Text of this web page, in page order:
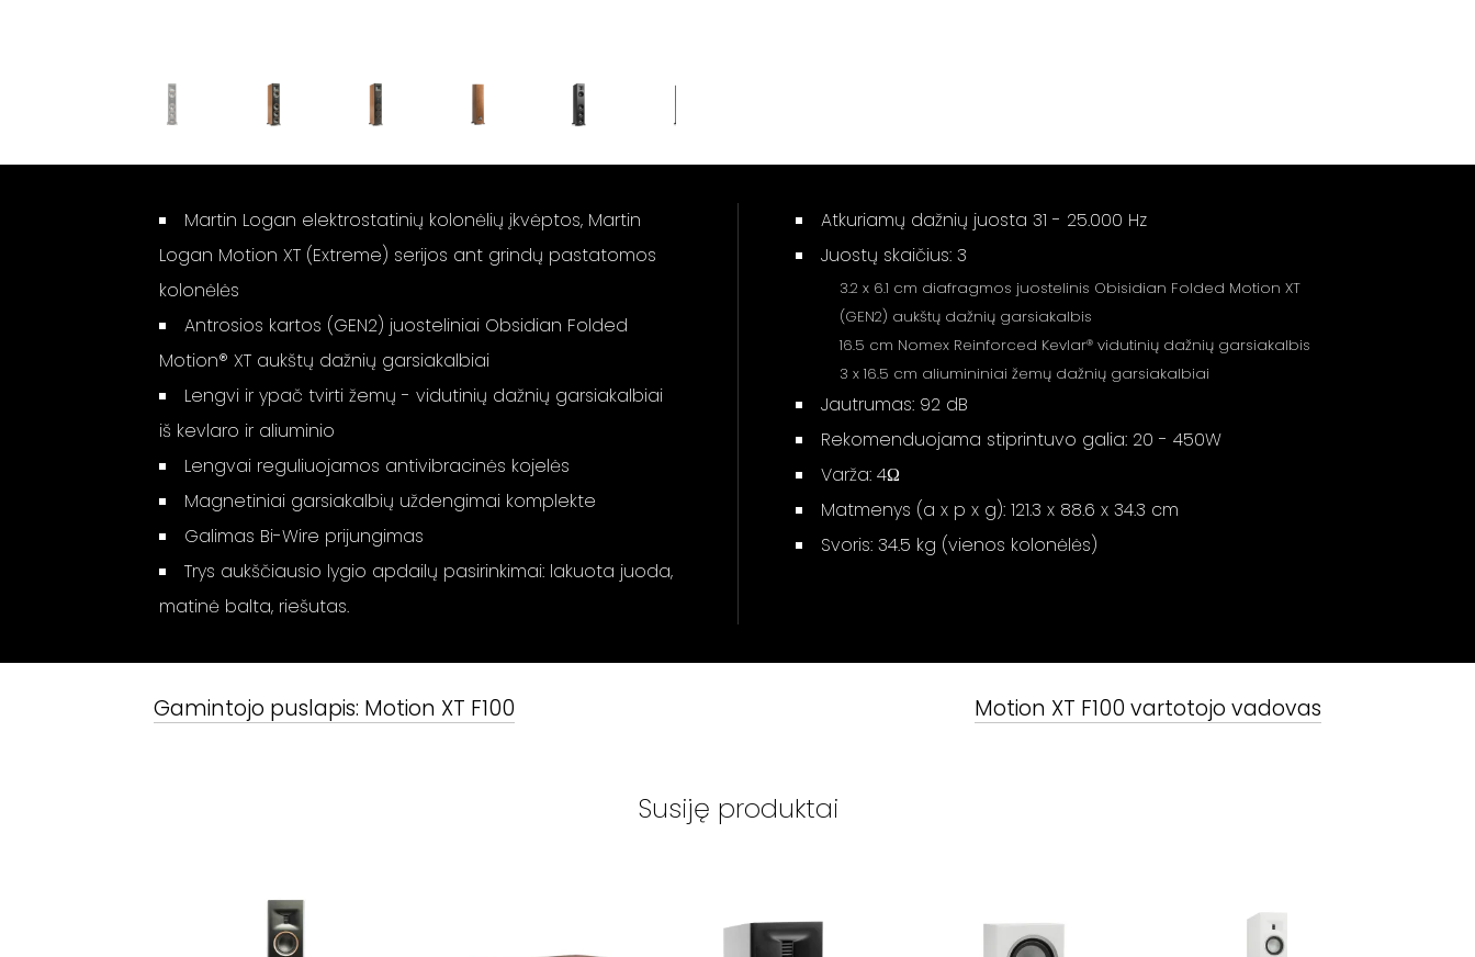
Martin Logan elektrostatinių kolonėlių įkvėptos, Martin
Logan Motion XT (Extreme) serijos ant grindų pastatomos
kolonėlės
Antrosios kartos (GEN2) juosteliniai Obsidian Folded
Motion® XT aukštų dažnių garsiakalbiai
Lengvi ir ypač tvirti žemų - vidutinių dažnių garsiakalbiai
iš kevlaro ir aliuminio
Lengvai reguliuojamos antivibracinės kojelės
Magnetiniai garsiakalbių uždengimai komplekte
Galimas Bi-Wire prijungimas
Trys aukščiausio lygio apdailų pasirinkimai: lakuota juoda,
matinė balta, riešutas.
Atkuriamų dažnių juosta 31 - 25.000 Hz
Juostų skaičius: 3
3.2 x 6.1 cm diafragmos juostelinis Obisidian Folded Motion XT
(GEN2) aukštų dažnių garsiakalbis
16.5 cm Nomex Reinforced Kevlar® vidutinių dažnių garsiakalbis
3 x 16.5 cm aliumininiai žemų dažnių garsiakalbiai
Jautrumas: 92 dB
Rekomenduojama stiprintuvo galia: 20 - 450W
Varža: 4Ω
Matmenys (a x p x g): 121.3 x 88.6 x 34.3 cm
Svoris: 34.5 kg (vienos kolonėlės)
Gamintojo puslapis: Motion XT F100 Motion XT F100 vartotojo vadovas
Susiję produktai